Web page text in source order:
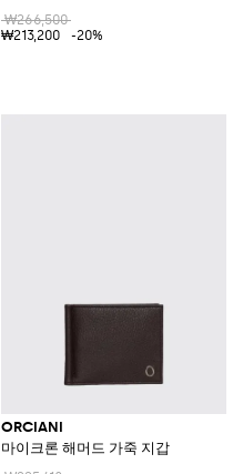
₩266,500
₩213,200
-20%
ORCIANI
마이크론 해머드 가죽 지갑